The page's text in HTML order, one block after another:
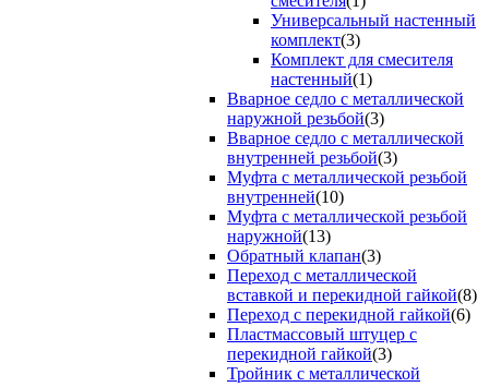
Универсальный настенный
комплект(3)
Комплект для смесителя
настенный(1)
Вварное седло с металлической
наружной резьбой(3)
Вварное седло с металлической
внутренней резьбой(3)
Муфта с металлической резьбой
внутренней(10)
Муфта с металлической резьбой
наружной(13)
Обратный клапан(3)
Переход с металлической
вставкой и перекидной гайкой(8)
Переход с перекидной гайкой(6)
Пластмассовый штуцер с
перекидной гайкой(3)
Тройник с металлической